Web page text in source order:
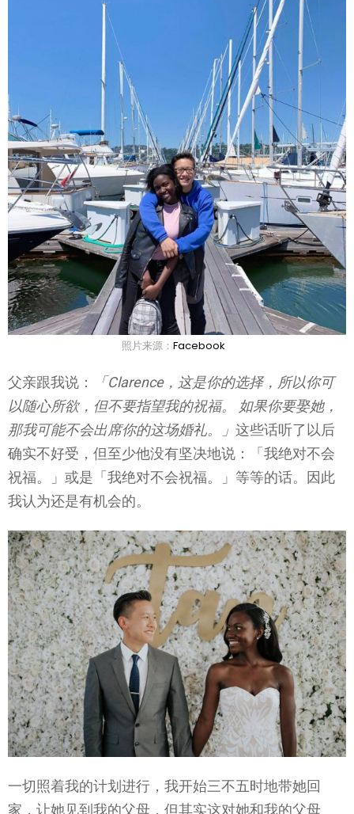
照片来源： Facebook
父亲跟我说：
「Clarence，这是你的选择，所以你可
以随心所欲，但不要指望我的祝福。 如果你要娶她，
那我可能不会出席你的这场婚礼。」 这些话听了以后
确实不好受，但至少他没有坚决地说：「我绝对不会
祝福。」或是「我绝对不会祝福。」等等的话。因此
我认为还是有机会的。
一切照着我的计划进行，我开始三不五时地带她回
家，让她见到我的父母，但其实这对她和我的父母